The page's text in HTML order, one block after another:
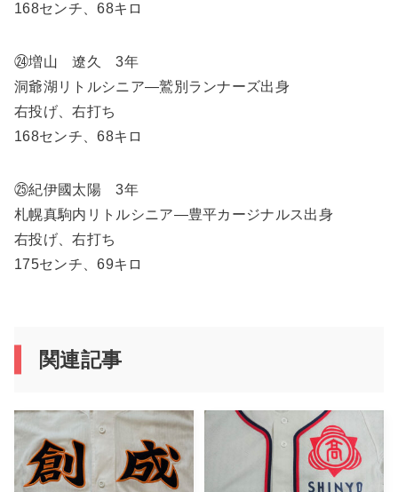
168センチ、68キロ
㉔増山 遼久 3年
洞爺湖リトルシニア―鷲別ランナーズ出身
右投げ、右打ち
168センチ、68キロ
㉕紀伊國太陽 3年
札幌真駒内リトルシニア―豊平カージナルス出身
右投げ、右打ち
175センチ、69キロ
関連記事